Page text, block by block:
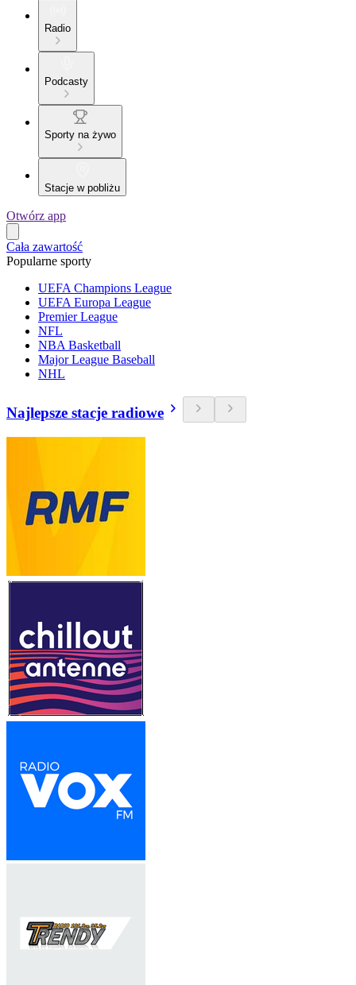
Radio
Podcasty
Sporty na żywo
Stacje w pobliżu
Otwórz app
Cała zawartość
Popularne sporty
UEFA Champions League
UEFA Europa League
Premier League
NFL
NBA Basketball
Major League Baseball
NHL
Najlepsze stacje radiowe